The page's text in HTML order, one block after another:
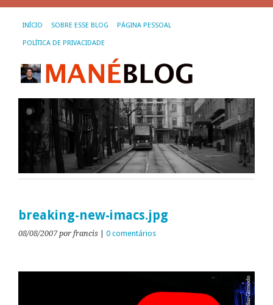
INÍCIO SOBRE ESSE BLOG PÁGINA PESSOAL
POLÍTICA DE PRIVACIDADE
breaking-new-imacs.jpg
08/08/2007 por francis 0 comentários